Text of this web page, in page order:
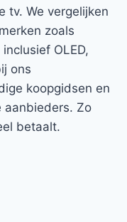
tv. We vergelijken
zoals
OLED,
ons
koopgidsen en
aanbieders. Zo
betaalt.